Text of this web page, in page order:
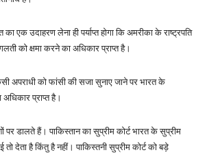
एक उदाहरण लेना ही पर्याप्त होगा कि अमरीका के राष्ट्रपति
को क्षमा करने का अधिकार प्राप्त है।
अपराधी को फांसी की सजा सुनाए जाने पर भारत के
अधिकार प्राप्त है।
पर डालते हैं। पाकिस्तान का सुप्रीम कोर्ट भारत के सुप्रीम
तो देता है किंतु है नहीं। पाकिस्तनी सुप्रीम कोर्ट को बड़े